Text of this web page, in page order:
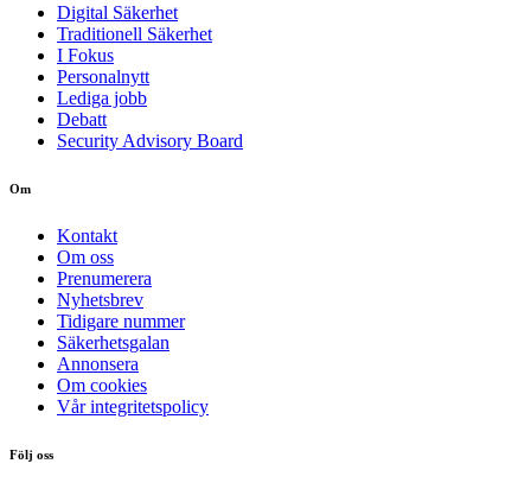
Digital Säkerhet
Traditionell Säkerhet
I Fokus
Personalnytt
Lediga jobb
Debatt
Security Advisory Board
Om
Kontakt
Om oss
Prenumerera
Nyhetsbrev
Tidigare nummer
Säkerhetsgalan
Annonsera
Om cookies
Vår integritetspolicy
Följ oss